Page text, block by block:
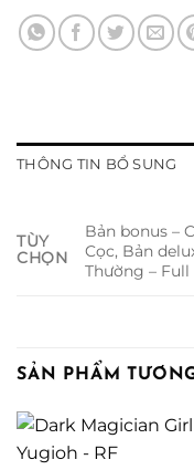
THÔNG TIN BỔ SUNG
TÙY
CHỌN
Bản bonus –
Cọc, Bản
Thường – Full
SẢN PHẨM